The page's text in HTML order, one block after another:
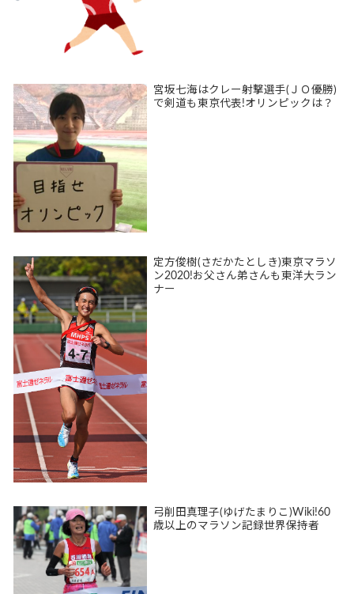
宮坂七海はクレー射撃選手(ＪＯ優勝)
で剣道も東京代表!オリンピックは？
定方俊樹(さだかたとしき)東京マラソ
ン2020!お父さん弟さんも東洋大ラン
ナー
弓削田真理子(ゆげたまりこ)Wiki!60
歳以上のマラソン記録世界保持者